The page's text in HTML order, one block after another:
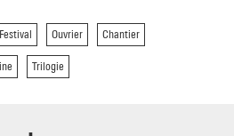
et de rocs qui lui obéit «
Festival Ouvrier Chantier
Trilogie